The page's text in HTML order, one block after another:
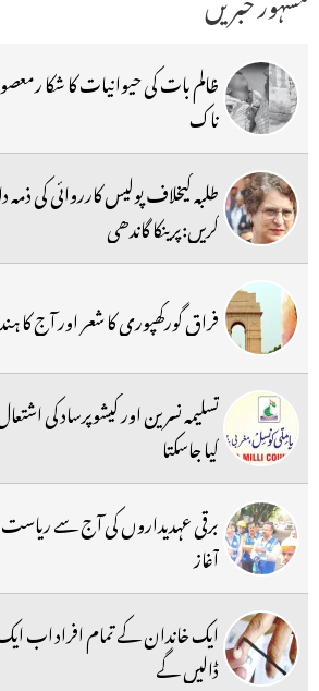
ظالم بات کی حیوانیات کا شکا
ناک
طلبہ کیخلاف پولیس کارروائی کی
کریں:پرینکا گاندھی
فراق گورکھپوری کا شعر اور آج کا
تسلیمہ نسرین اور کیشوپرساد کی
کیا جاسکتا
برقی عہدیداروں کی آج سے ریاست
آغاز
ایک خاندان کے تمام افراد اب
ڈالیں گے